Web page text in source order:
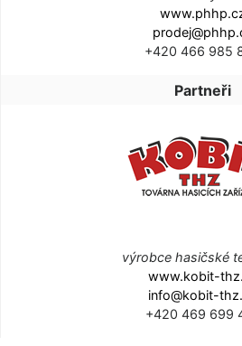
+420 466 985
Partneři
výrobce hasičské
www.kobit-
info@kobit-
+420 469 699